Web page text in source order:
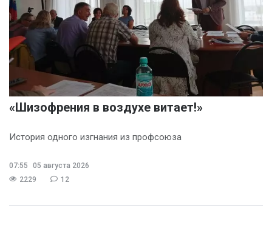
«Шизофрения в воздухе витает!»
История одного изгнания из профсоюза
07:55
05 августа 2026
2229
12